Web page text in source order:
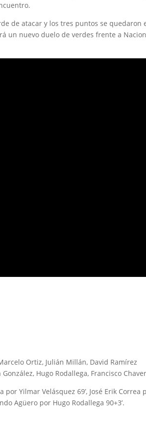
de atacar y los tres puntos se quedaron
un nuevo duelo de verdes frente a
Ortiz, Julián Millán, David Ramírez
Hugo Rodallega, Francisco
Yilmar Velásquez 69’, José Erik Correa
Agüero por Hugo Rodallega 90+3’.